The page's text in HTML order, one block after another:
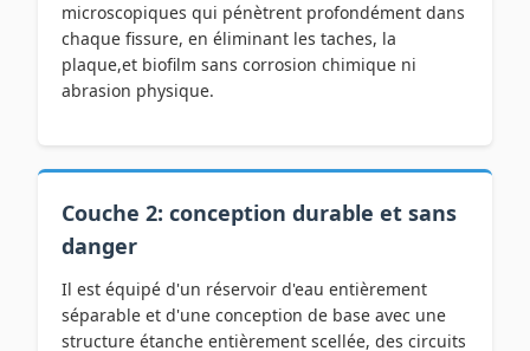
microscopiques qui pénètrent profondément dans
chaque fissure, en éliminant les taches, la
plaque,et biofilm sans corrosion chimique ni
abrasion physique.
Couche 2: conception durable et sans
danger
Il est équipé d'un réservoir d'eau entièrement
séparable et d'une conception de base avec une
structure étanche entièrement scellée, des circuits